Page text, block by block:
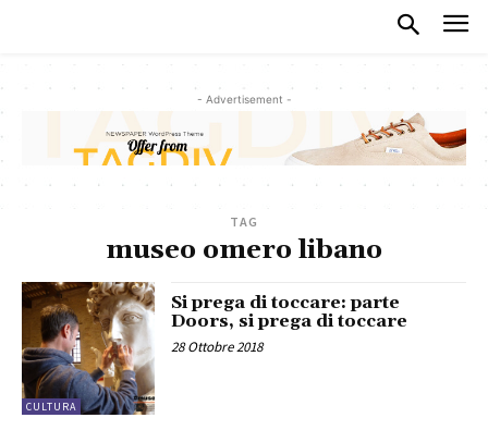
- Advertisement -
TAG
museo omero libano
CULTURA
Si prega di toccare: parte
Doors, si prega di toccare
28 Ottobre 2018